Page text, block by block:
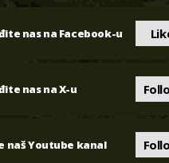
nas na Facebook-u
nas na X-u
naš Youtube kanal